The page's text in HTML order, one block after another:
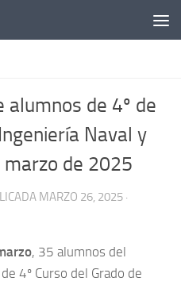
alumnos de 4º de
Naval y
de 2025
MARZO 26, 2025 ·
, 35 alumnos del
4º Curso del Grado de